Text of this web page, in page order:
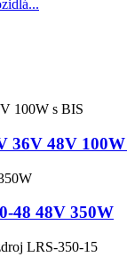
36V 48V 100W
48 48V 350W